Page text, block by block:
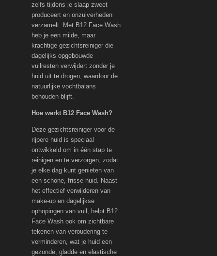
zelfs tijdens je slaap zweet
produceert en onzuiverheden
verzamelt. Met B12 Face Wash
heb je een milde, maar
krachtige gezichtsreiniger die
dagelijks opgebouwde
vuilresten verwijdert zonder je
huid uit te drogen, waardoor de
natuurlijke vochtbalans
behouden blijft.
Hoe werkt B12 Face Wash?
Deze gezichtsreiniger voor de
rijpere huid is speciaal
ontwikkeld om in één stap te
reinigen en te verzorgen, zodat
je elke dag kunt genieten van
een schone, frisse huid. Naast
het effectief verwijderen van
make-up en dagelijkse
ophopingen van vuil, helpt B12
Face Wash ook om zichtbare
tekenen van veroudering te
verminderen, wat je huid een
gezonde, gladde en elastische